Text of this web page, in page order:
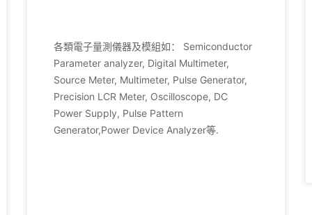
各類電子量測儀器及模組如： Semiconductor
Parameter analyzer, Digital Multimeter,
Source Meter, Multimeter, Pulse Generator,
Precision LCR Meter, Oscilloscope, DC
Power Supply, Pulse Pattern
Generator,Power Device Analyzer等.